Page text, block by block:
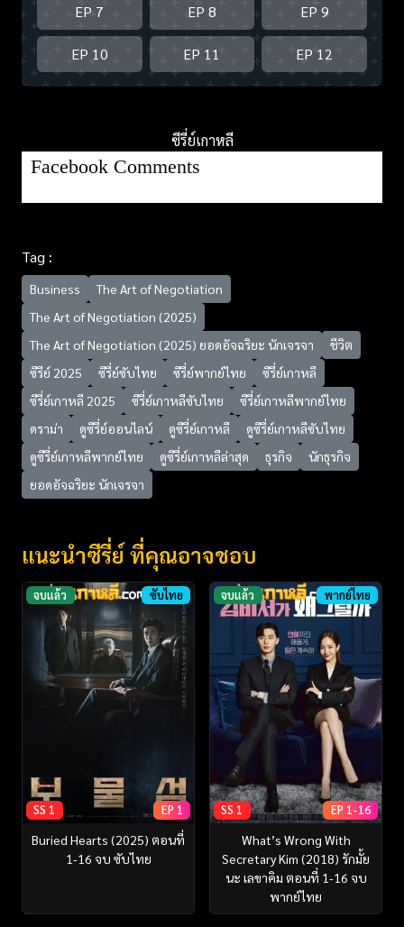
EP 7 EP 8 EP 9
EP 10 EP 11 EP 12
ซีรี่ย์เกาหลี
Facebook Comments
Tag :
Business
The Art of Negotiation
The Art of Negotiation (2025)
The Art of Negotiation (2025) ยอดอัจฉริยะ นักเจรจา
ชีวิต
ซีรีย์ 2025
ซีรี่ย์ซับไทย ซีรี่ย์พากย์ไทย
ซีรี่ย์เกาหลี
ซีรี่ย์เกาหลี 2025
ซีรี่ย์เกาหลีซับไทย
ซีรี่ย์เกาหลีพากย์ไทย
ดราม่า
ดูซีรี่ย์ออนไลน์ ดูซีรี่ย์เกาหลี
ดูซีรี่ย์เกาหลีซับไทย
ดูซีรี่ย์เกาหลีพากย์ไทย
ดูซีรี่ย์เกาหลีล่าสุด ธุรกิจ
นักธุรกิจ
ยอดอัจฉริยะ นักเจรจา
แนะนำซีรี่ย์ ที่คุณอาจชอบ
จบแล้ว ซับไทย
SS 1 EP 1
Buried Hearts (2025) ตอนที่
1-16 จบ ซับไทย
จบแล้ว พากย์ไทย
SS 1 EP 1-16
What’s Wrong With
Secretary Kim (2018) รักมั้ย
นะ เลขาคิม ตอนที่ 1-16 จบ
พากย์ไทย